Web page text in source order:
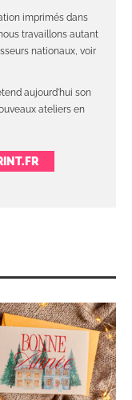
imprimés dans
travaillons autant
nationaux, voir
aujourd'hui son
ateliers en